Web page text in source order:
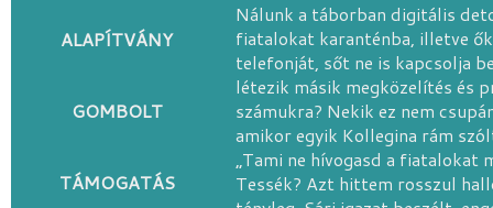
Nálunk a táborban digitális
fiatalokat karanténba, illetve
telefonját, sőt ne is kapcsolja
létezik másik megközelítés és
számukra? Nekik ez nem
amikor egyik Kollegina rám
„Tami ne hívogasd a
Tessék? Azt hittem rosszul
ALAPÍTVÁNY
GOMBOLT
TÁMOGATÁS